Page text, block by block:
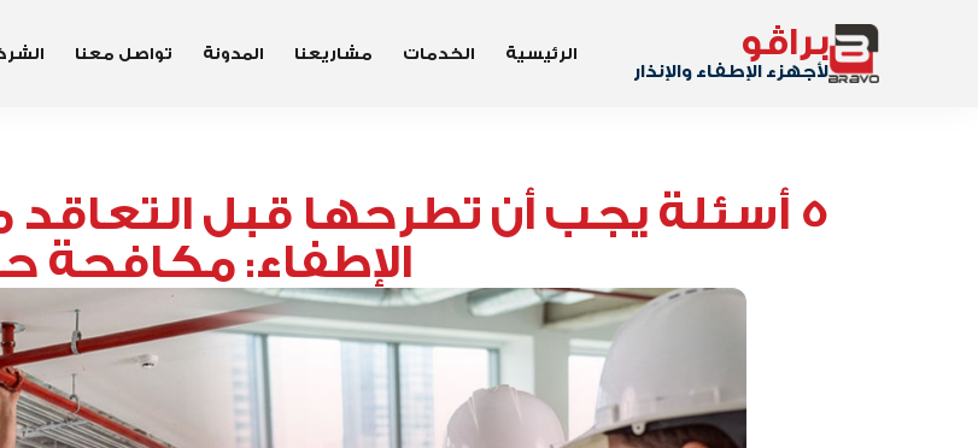
براڤو
لأجهزء الإطفاء والإنذار
الرئيسية الخدمات مشاريعنا المدونة تواصل معنا
5 أسئلة يجب أن تطرحها قبل
الإطفاء: مكافحة